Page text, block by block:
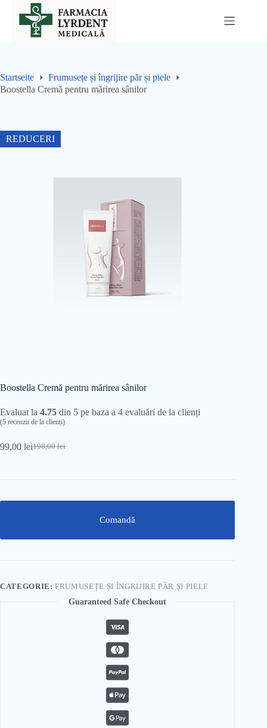
conținut
Startseite
Frumusețe și îngrijire păr și piele
Boostella Cremă pentru mărirea sânilor
REDUCERI
Boostella Cremă pentru mărirea sânilor
Evaluat la 4.75 din 5 pe baza a 4 evaluări de la clienți
(5 recenzii de la clienți)
198,00lei
Prețul
99,00 leiPrețul
Comandă
CATEGORIE:FRUMUSEȚE ȘI ÎNGRIJIRE PĂR ȘI PIELE
Guaranteed Safe Checkout